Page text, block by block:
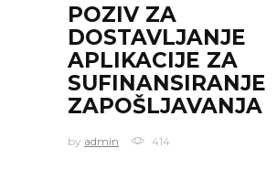
POZIV ZA
DOSTAVLJANJE
APLIKACIJE ZA
SUFINANSIRANJE
ZAPOŠLJAVANJA
by admin 414